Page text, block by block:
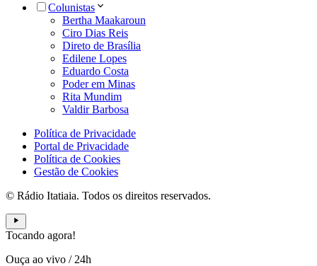
Colunistas
Bertha Maakaroun
Ciro Dias Reis
Direto de Brasília
Edilene Lopes
Eduardo Costa
Poder em Minas
Rita Mundim
Valdir Barbosa
Política de Privacidade
Portal de Privacidade
Política de Cookies
Gestão de Cookies
© Rádio Itatiaia. Todos os direitos reservados.
Tocando agora!
Ouça ao vivo / 24h